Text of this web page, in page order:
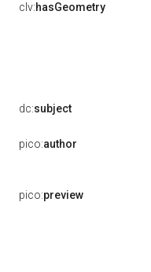
clv:hasGeometry
dc:subject
pico:author
pico:preview